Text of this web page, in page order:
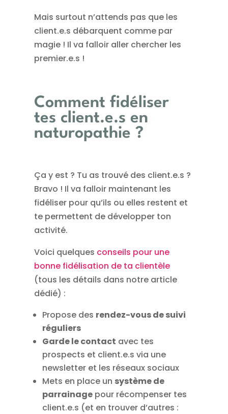
Mais surtout n’attends pas que les
client.e.s débarquent comme par
magie ! Il va falloir aller chercher les
premier.e.s !
Comment fidéliser
tes client.e.s en
naturopathie ?
Ça y est ? Tu as trouvé des client.e.s ?
Bravo ! Il va falloir maintenant les
fidéliser pour qu’ils ou elles restent et
te permettent de développer ton
activité.
Voici quelques conseils pour une
bonne fidélisation de ta clientèle
(tous les détails dans notre article
dédié) :
Propose des rendez-vous de suivi
réguliers
Garde le contact avec tes
prospects et client.e.s via une
newsletter et les réseaux sociaux
Mets en place un système de
parrainage pour récompenser tes
client.e.s (et en trouver d’autres :